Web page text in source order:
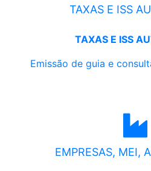
TAXAS E ISS
TAXAS E ISS
Emissão de guia e
EMPRESAS, MEI,